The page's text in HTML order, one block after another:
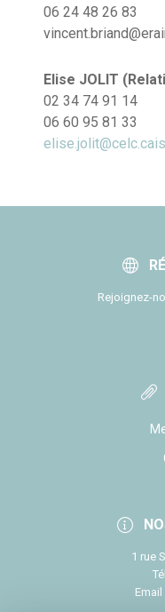
06 24 48 26 83
Elise JOLIT
02 34 74 91 14
06 60 95 81 33
Rejoignez-
1 rue